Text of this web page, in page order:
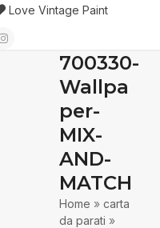
Love Vintage Paint
Instagram
700330-
Wallpa
per-
MIX-
AND-
MATCH
Home »carta
da parati »